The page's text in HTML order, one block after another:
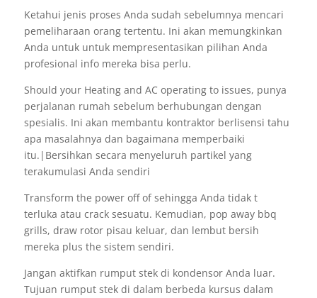
Ketahui jenis proses Anda sudah sebelumnya mencari
pemeliharaan orang tertentu. Ini akan memungkinkan
Anda untuk untuk mempresentasikan pilihan Anda
profesional info mereka bisa perlu.
Should your Heating and AC operating to issues, punya
perjalanan rumah sebelum berhubungan dengan
spesialis. Ini akan membantu kontraktor berlisensi tahu
apa masalahnya dan bagaimana memperbaiki
itu.|Bersihkan secara menyeluruh partikel yang
terakumulasi Anda sendiri
Transform the power off of sehingga Anda tidak t
terluka atau crack sesuatu. Kemudian, pop away bbq
grills, draw rotor pisau keluar, dan lembut bersih
mereka plus the sistem sendiri.
Jangan aktifkan rumput stek di kondensor Anda luar.
Tujuan rumput stek di dalam berbeda kursus dalam